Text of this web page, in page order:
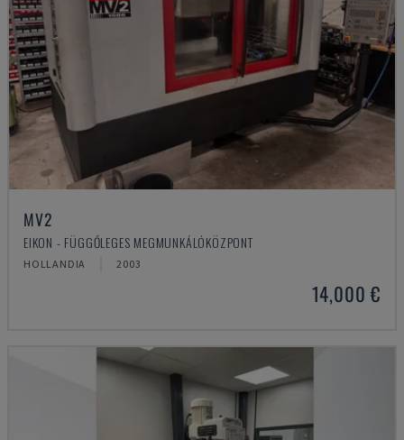
MV2
EIKON - FÜGGŐLEGES MEGMUNKÁLÓKÖZPONT
HOLLANDIA 2003
14,000 €